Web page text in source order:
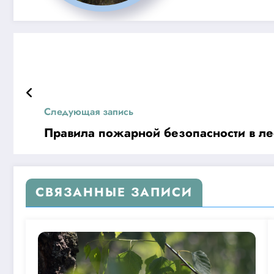
Следующая запись
Правила пожарной безопасности в
СВЯЗАННЫЕ ЗАПИСИ